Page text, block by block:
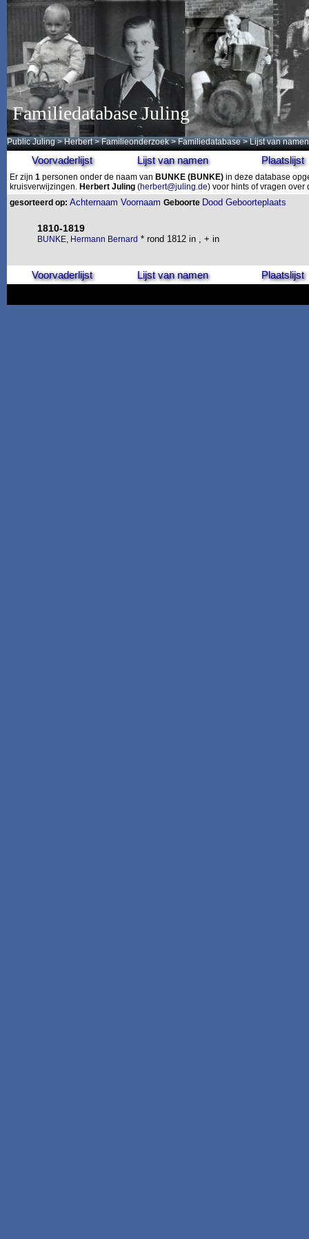
Familiedatabase Juling
Public Juling >Herbert >Familieonderzoek >Familiedatabase > Lijst van namen
Voorvaderlijst Lijst van namen Plaatslijst
Er zijn 1 personen onder de naam van BUNKE (BUNKE) in deze database
kruisverwijzingen. Herbert Juling (herbert@juling.de) voor hints of vragen
gesorteerd op: Achternaam Voornaam Geboorte Dood Geboorteplaats
1810-1819
BUNKE, Hermann Bernard * rond 1812 in , + in
Voorvaderlijst Lijst van namen Plaatslijst